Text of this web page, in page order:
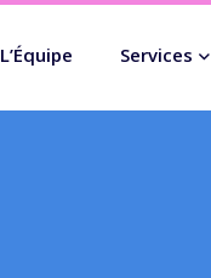
L’Équipe Services